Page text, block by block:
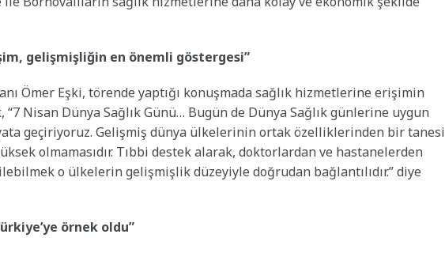
gelişmişliğin en önemli göstergesi”
Ömer Eşki, törende yaptığı konuşmada sağlık hizmetlerine erişimin
Nisan Dünya Sağlık Günü… Bugün de Dünya Sağlık günlerine uygun
geçiriyoruz. Gelişmiş dünya ülkelerinin ortak özelliklerinden bir tanesi
olmamasıdır. Tıbbi destek alarak, doktorlardan ve hastanelerden
o ülkelerin gelişmişlik düzeyiyle doğrudan bağlantılıdır.” diye
örnek oldu”